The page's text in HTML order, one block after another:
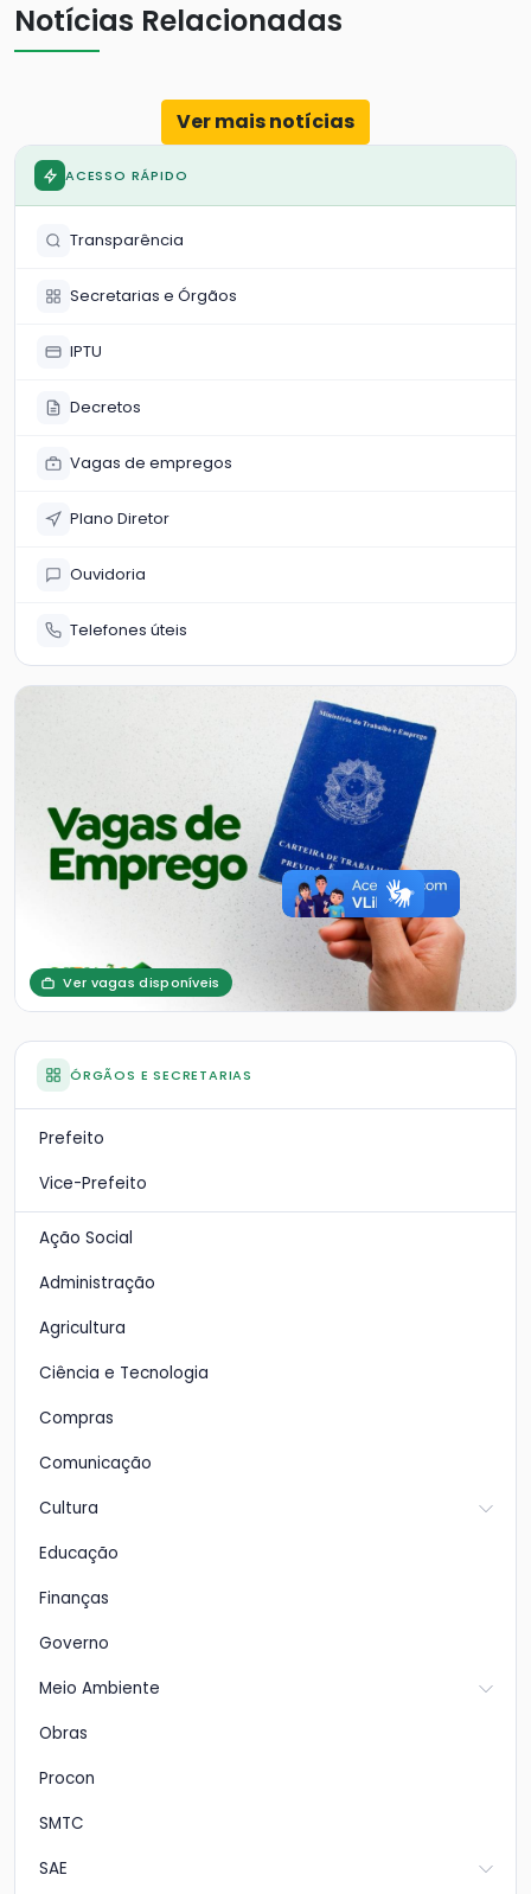
Notícias Relacionadas
Ver mais notícias
ACESSO RÁPIDO
Transparência
Secretarias e Órgãos
IPTU
Decretos
Vagas de empregos
Plano Diretor
Ouvidoria
Telefones úteis
Ver vagas disponíveis
ÓRGÃOS E SECRETARIAS
Prefeito
Vice-Prefeito
Ação Social
Administração
Agricultura
Ciência e Tecnologia
Compras
Comunicação
Cultura
Educação
Finanças
Governo
Meio Ambiente
Obras
Procon
SMTC
SAE